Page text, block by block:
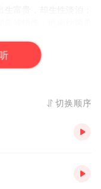
被情伤；他向往简单
星河中熠熠生辉，光
之以诗词，穿插以议
切换顺序